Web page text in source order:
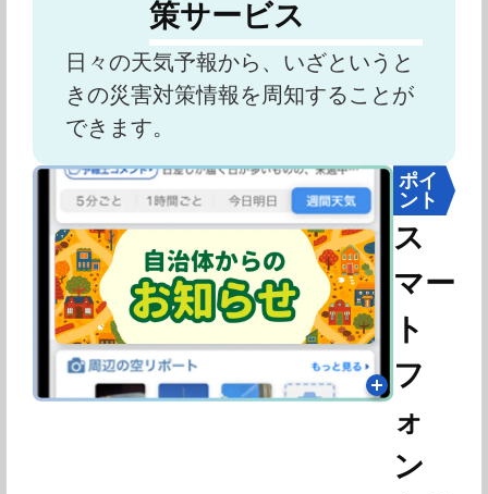
策サービス
日々の天気予報から、いざというと
きの災害対策情報を周知することが
できます。
ポイ
ント
ス
マー
ト
フ
ォ
ン